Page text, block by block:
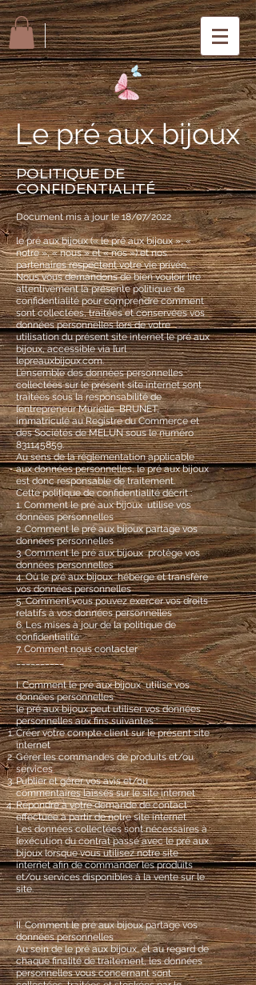
Le pré aux bijoux
POLITIQUE DE
CONFIDENTIALITÉ
Document mis à jour le 18/07/2022
le pré aux bijoux (« le pré aux bijoux », «
notre », « nous » et « nos ») et nos
partenaires respectent votre vie privée.
Nous vous demandons de bien vouloir lire
attentivement la présente politique de
confidentialité pour comprendre comment
sont collectées, traitées et conservées vos
données personnelles lors de votre
utilisation du présent site internet le pré aux
bijoux, accessible via l’url
lepreauxbijoux.com.
L’ensemble des données personnelles
collectées sur le présent site internet sont
traitées sous la responsabilité de
l’entrepreneur Murielle BRUNET,
immatriculé au Registre du Commerce et
des Sociétés de MELUN sous le numéro
831145859.
Au sens de la réglementation applicable
aux données personnelles, le pré aux bijoux
est donc responsable de traitement.
Cette politique de confidentialité décrit :
1. Comment le pré aux bijoux utilise vos
données personnelles
2. Comment le pré aux bijoux partage vos
données personnelles
3. Comment le pré aux bijoux protège vos
données personnelles
4. Où le pré aux bijoux héberge et transfère
vos données personnelles
5. Comment vous pouvez exercer vos droits
relatifs à vos données personnelles
6. Les mises à jour de la politique de
confidentialité
7. Comment nous contacter
__________
I. Comment le pré aux bijoux utilise vos
données personnelles
le pré aux bijoux peut utiliser vos données
personnelles aux fins suivantes :
Créer votre compte client sur le présent site
internet
Gérer les commandes de produits et/ou
services
Publier et gérer vos avis et/ou
commentaires laissés sur le site internet
Répondre à votre demande de contact
effectuée à partir de notre site internet
Les données collectées sont nécessaires à
l’exécution du contrat passé avec le pré aux
bijoux lorsque vous utilisez notre site
internet afin de commander les produits
et/ou services disponibles à la vente sur le
site.
II. Comment le pré aux bijoux partage vos
données personnelles
Au sein de le pré aux bijoux, et au regard de
chaque finalité de traitement, les données
personnelles vous concernant sont